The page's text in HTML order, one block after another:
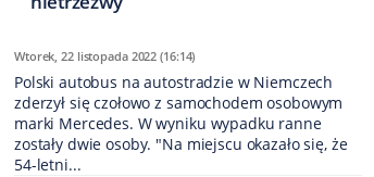
Wtorek, 22 listopada 2022 (16:14)
Polski autobus na autostradzie w Niemczech
zderzył się czołowo z samochodem osobowym
marki Mercedes. W wyniku wypadku ranne
zostały dwie osoby. "Na miejscu okazało się, że
54-letni...